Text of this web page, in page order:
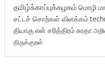
தமிழ்க்காப்புக்கழகம் மொழி
சட்டச் சொற்கள் விளக்கம்
தியாகுஎன் சரித்திரம்சுரதா
திருக்குறள்